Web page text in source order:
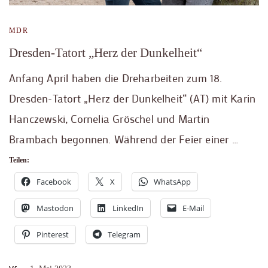
MDR
Dresden-Tatort „Herz der Dunkelheit“
Anfang April haben die Dreharbeiten zum 18.
Dresden-Tatort „Herz der Dunkelheit“ (AT) mit Karin
Hanczewski, Cornelia Gröschel und Martin
Brambach begonnen. Während der Feier einer …
Teilen:
Facebook X WhatsApp
Mastodon LinkedIn E-Mail
Pinterest Telegram